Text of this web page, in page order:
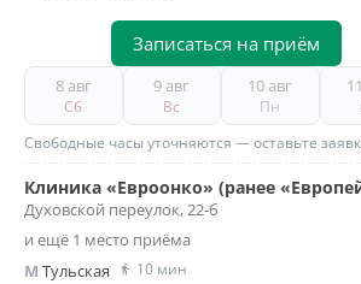
Записаться на приём
8 авг
Сб
9 авг
Вс
10 авг
Пн
Свободные часы уточняются — оставьте
Клиника «Евроонко» (ранее
Духовской переулок, 22-б
и ещё 1 место приёма
M Тульская 10 мин